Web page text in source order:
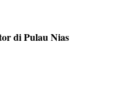
di Pulau Nias